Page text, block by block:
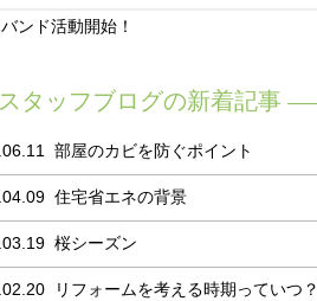
ンド活動開始！
スタッフブログの新着記事
部屋のカビを防ぐポイント
住宅省エネの背景
桜シーズン
リフォームを考える時期っていつ？